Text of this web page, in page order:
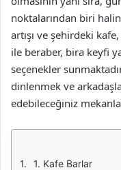
noktalarından biri
artışı ve şehirdeki
ile beraber, bira keyfi
seçenekler
dinlenmek ve
edebileceğiniz
1. Kafe Barlar